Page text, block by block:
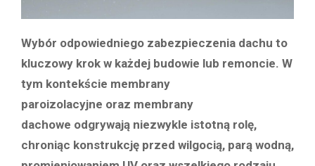
Wybór odpowiedniego zabezpieczenia dachu to
kluczowy krok w każdej budowie lub remoncie. W
tym kontekście membrany
paroizolacyjne oraz membrany
dachowe odgrywają niezwykle istotną rolę,
chroniąc konstrukcję przed wilgocią, parą wodną,